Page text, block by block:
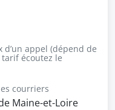
appel (dépend de
écoutez le
courriers
Maine-et-Loire